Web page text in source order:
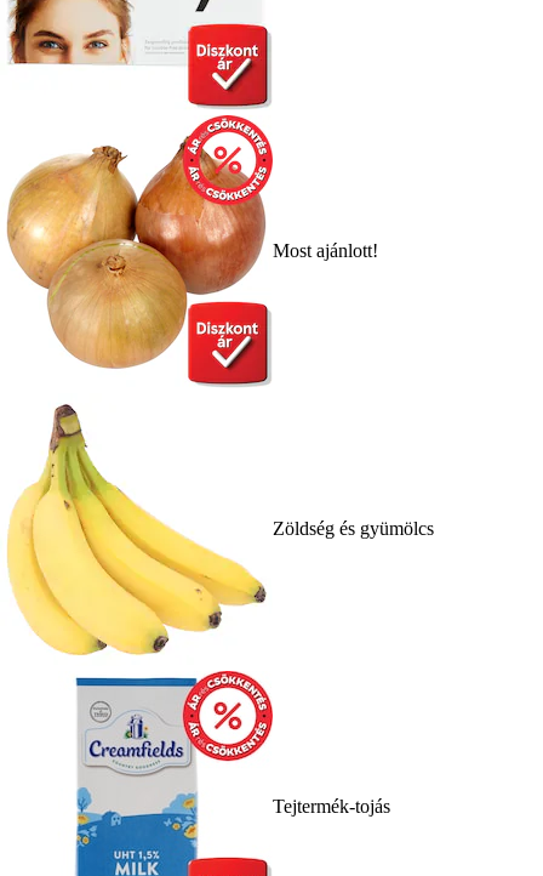
Most ajánlott!
Zöldség és gyümölcs
Tejtermék-tojás